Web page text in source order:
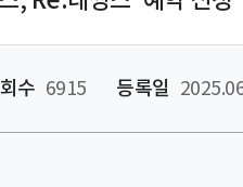
수 6915 등록일